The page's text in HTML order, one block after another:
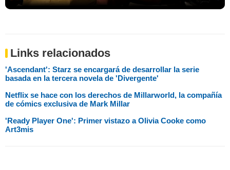
Links relacionados
'Ascendant': Starz se encargará de desarrollar la serie
basada en la tercera novela de 'Divergente'
Netflix se hace con los derechos de Millarworld, la compañía
de cómics exclusiva de Mark Millar
'Ready Player One': Primer vistazo a Olivia Cooke como
Art3mis